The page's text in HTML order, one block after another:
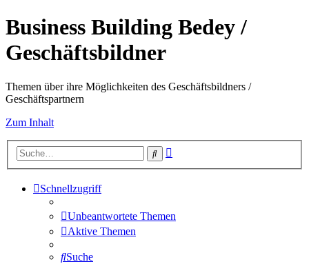
Business Building Bedey /
Geschäftsbildner
Themen über ihre Möglichkeiten des Geschäftsbildners /
Geschäftspartnern
Zum Inhalt
Suche
Schnellzugriff
Unbeantwortete Themen
Aktive Themen
Suche